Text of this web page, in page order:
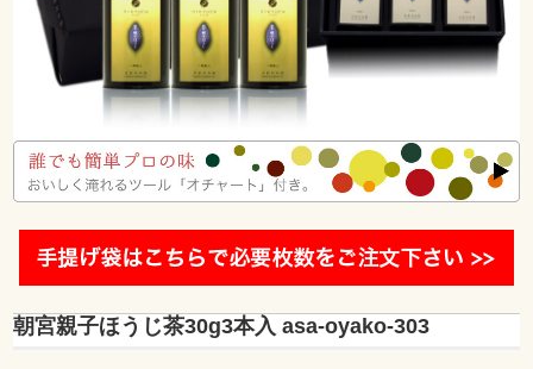
朝宮親子ほうじ茶30g3本入 asa-oyako-303